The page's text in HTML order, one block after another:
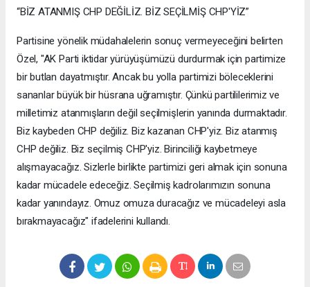
“BİZ ATANMIŞ CHP DEĞİLİZ. BİZ SEÇİLMİŞ CHP'YİZ”
Partisine yönelik müdahalelerin sonuç vermeyeceğini belirten
Özel, "AK Parti iktidar yürüyüşümüzü durdurmak için partimize
bir butlan dayatmıştır. Ancak bu yolla partimizi böleceklerini
sananlar büyük bir hüsrana uğramıştır. Çünkü partililerimiz ve
milletimiz atanmışların değil seçilmişlerin yanında durmaktadır.
Biz kaybeden CHP değiliz. Biz kazanan CHP'yiz. Biz atanmış
CHP değiliz. Biz seçilmiş CHP'yiz. Birinciliği kaybetmeye
alışmayacağız. Sizlerle birlikte partimizi geri almak için sonuna
kadar mücadele edeceğiz. Seçilmiş kadrolarımızın sonuna
kadar yanındayız. Omuz omuza duracağız ve mücadeleyi asla
bırakmayacağız" ifadelerini kullandı.